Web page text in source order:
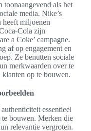
als het
media. Nike’s
heeft miljoenen
Cola zijn
a Coke’ campagne.
af op engagement en
Ze benutten sociale
merkwaarden over te
klanten op te bouwen.
essentieel
te bouwen. Merken die
relevantie vergroten.